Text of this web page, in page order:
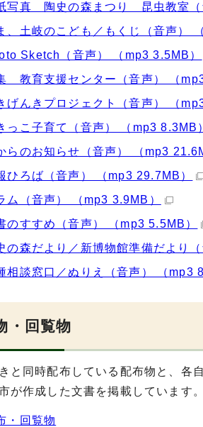
写真 陶史の森まつり 昆虫教室（
、土岐のこども／もくじ（音声）
Sketch（音声） （mp3 3.5MB）
教育支援センター（音声） （
げんきプロジェクト（音声） （
っこ子育て（音声） （mp3 8.3MB
らのお知らせ（音声） （mp3
ひろば（音声） （mp3 29.7MB）
ム（音声） （mp3 3.9MB）
のすすめ（音声） （mp3 5.5MB）
の森だより／新博物館準備だより
相談窓口／ぬりえ（音声） （mp3
・回覧物
と同時配布している配布物と、各
が作成した文書を掲載しています。
・回覧物